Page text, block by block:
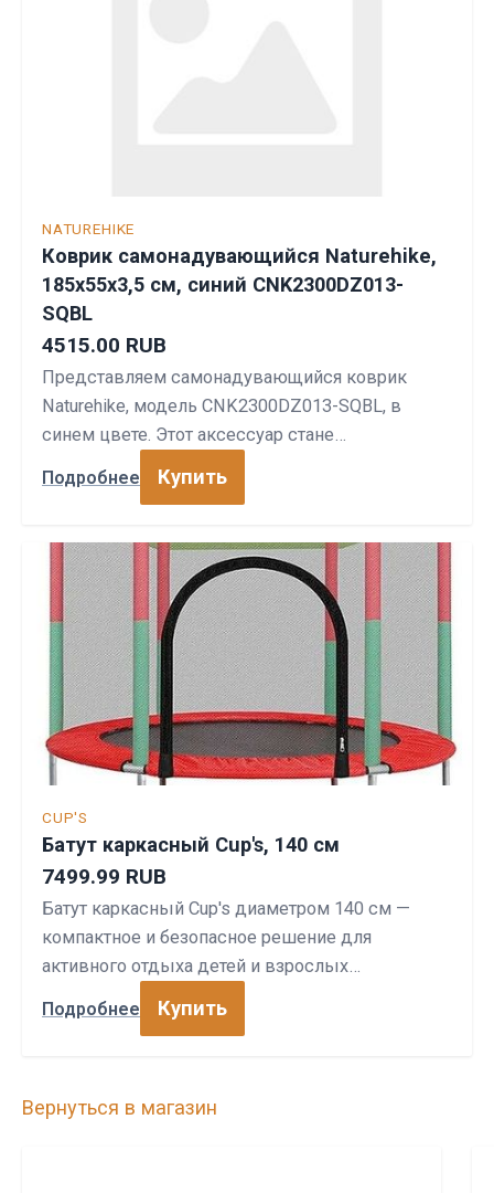
NATUREHIKE
Коврик самонадувающийся Naturehike,
185x55x3,5 см, синий CNK2300DZ013-
SQBL
4515.00 RUB
Представляем самонадувающийся коврик
Naturehike, модель CNK2300DZ013-SQBL, в
синем цвете. Этот аксессуар стане…
Подробнее Купить
CUP'S
Батут каркасный Cup's, 140 см
7499.99 RUB
Батут каркасный Cup's диаметром 140 см —
компактное и безопасное решение для
активного отдыха детей и взрослых…
Подробнее Купить
Вернуться в магазин